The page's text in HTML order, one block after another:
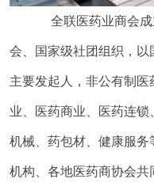
全联医药业商会成立
会、国家级社团组织，
主要发起人，非公有制
业、医药商业、医药连
机械、药包材、健康服
机构、各地医药商协会